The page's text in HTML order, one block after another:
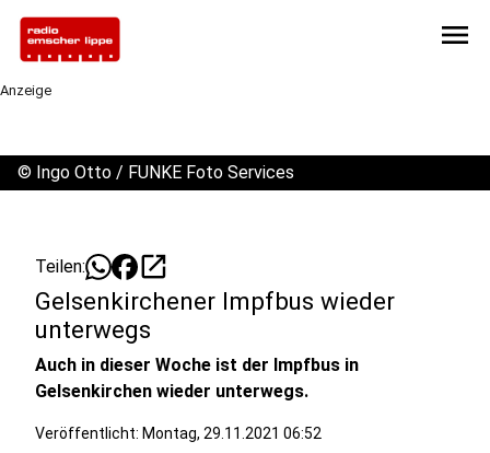
menu
Anzeige
© Ingo Otto / FUNKE Foto Services
Teilen: open_in_new
Gelsenkirchener Impfbus wieder
unterwegs
Auch in dieser Woche ist der Impfbus in
Gelsenkirchen wieder unterwegs.
Veröffentlicht: Montag, 29.11.2021 06:52